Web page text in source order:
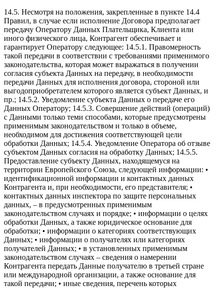
14.5. Несмотря на положения, закрепленные в пункте 14.4
Правил, в случае если исполнение Договора предполагает
передачу Оператору Данных Плательщика, Клиента или
иного физического лица, Контрагент обеспечивает и
гарантирует Оператору следующее: 14.5.1. Правомерность
такой передачи в соответствии с требованиями применимого
законодательства, которая может выражаться в получении
согласия субъекта Данных на передачу, в необходимости
передачи Данных для исполнения договора, стороной или
выгодоприобретателем которого является субъект Данных, и
пр.; 14.5.2. Уведомление субъекта Данных о передаче его
Данных Оператору; 14.5.3. Совершение действий (операций)
с Данными только теми способами, которые предусмотрены
применимым законодательством и только в объеме,
необходимом для достижения соответствующей цели
обработки Данных; 14.5.4. Уведомление Оператора об отзыве
субъектом Данных согласия на обработку Данных; 14.5.5.
Предоставление субъекту Данных, находящемуся на
территории Европейского Союза, следующей информации: •
идентификационной информации и контактных данных
Контрагента и, при необходимости, его представителя; •
контактных данных инспектора по защите персональных
данных, – в предусмотренных применимым
законодательством случаях и порядке; • информации о целях
обработки Данных, а также юридическое основание для
обработки; • информации о категориях соответствующих
Данных; • информации о получателях или категориях
получателей Данных; • в установленных применимым
законодательством случаях – сведения о намерении
Контрагента передать Данные получателю в третьей стране
или международной организации, а также основание для
такой передачи; • иные сведения, перечень которых